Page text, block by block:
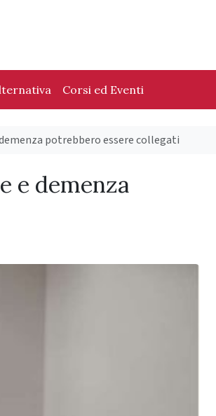
Corsi ed Eventi
potrebbero essere collegati
e demenza